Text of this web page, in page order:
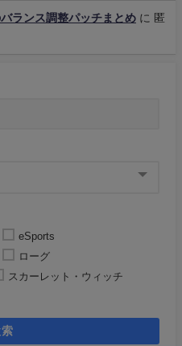
ランス調整パッチまとめ に 匿
eSports
ローグ
スカーレット・ウィッチ